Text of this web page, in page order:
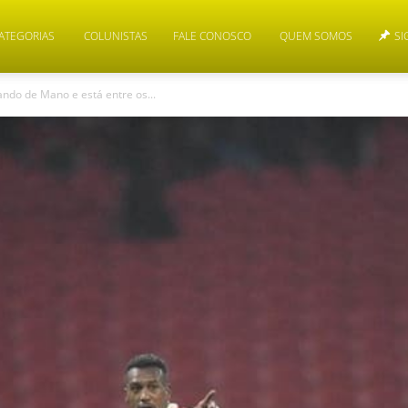
COLUNISTAS FALE CONOSCO QUEM SOMOS
de Mano e está entre os...